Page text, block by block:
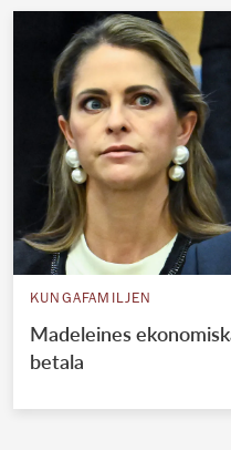
KUNGAFAMILJEN
Madeleines
betala